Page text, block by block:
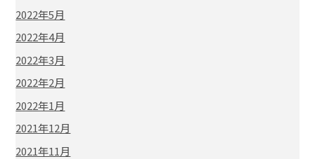
2022年5月
2022年4月
2022年3月
2022年2月
2022年1月
2021年12月
2021年11月